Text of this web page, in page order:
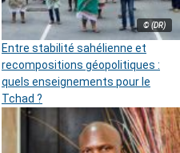
© (DR)
Entre stabilité sahélienne et
recompositions géopolitiques :
quels enseignements pour le
Tchad ?